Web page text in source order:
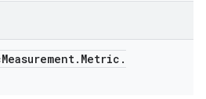
Measurement. Metric .